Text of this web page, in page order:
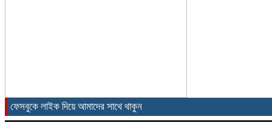
ফেসবুকে লাইক দিয়ে আমাদের সাথে থাকুন